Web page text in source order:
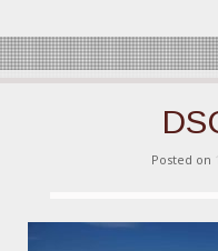
Posted on